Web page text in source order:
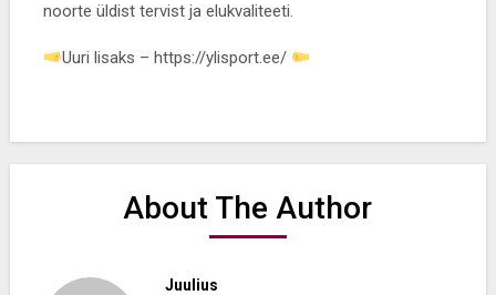
noorte üldist tervist ja elukvaliteeti.
Uuri lisaks – https://ylisport.ee/
About The Author
Juulius